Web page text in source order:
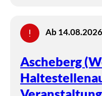
Ab 14.08.2026
Ascheberg